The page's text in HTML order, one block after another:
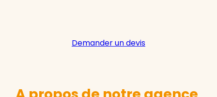
Demander un devis